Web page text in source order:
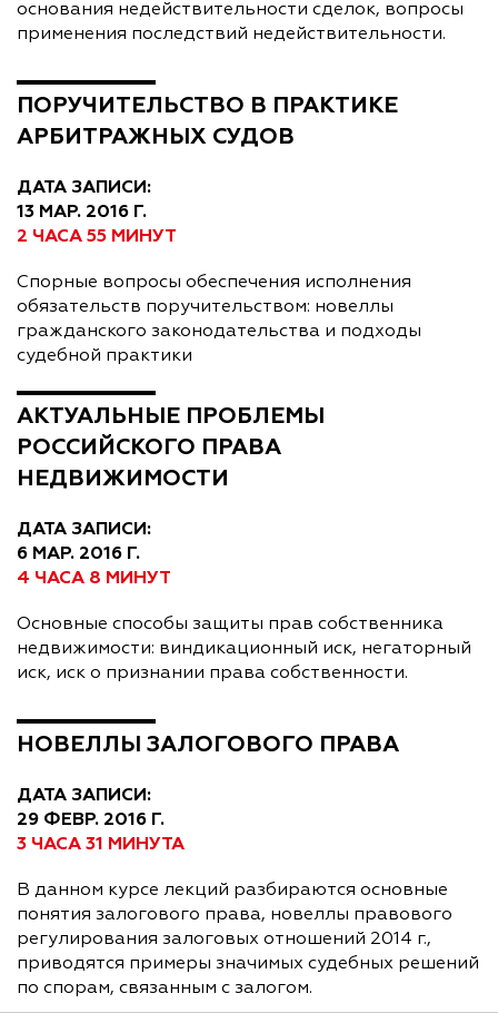
основания недействительности сделок, вопросы
применения последствий недействительности.
ПОРУЧИТЕЛЬСТВО В ПРАКТИКЕ
АРБИТРАЖНЫХ СУДОВ
ДАТА ЗАПИСИ:
13 МАР. 2016 Г.
2 ЧАСА 55 МИНУТ
Спорные вопросы обеспечения исполнения
обязательств поручительством: новеллы
гражданского законодательства и подходы
судебной практики
АКТУАЛЬНЫЕ ПРОБЛЕМЫ
РОССИЙСКОГО ПРАВА
НЕДВИЖИМОСТИ
ДАТА ЗАПИСИ:
6 МАР. 2016 Г.
4 ЧАСА 8 МИНУТ
Основные способы защиты прав собственника
недвижимости: виндикационный иск, негаторный
иск, иск о признании права собственности.
НОВЕЛЛЫ ЗАЛОГОВОГО ПРАВА
ДАТА ЗАПИСИ:
29 ФЕВР. 2016 Г.
3 ЧАСА 31 МИНУТА
В данном курсе лекций разбираются основные
понятия залогового права, новеллы правового
регулирования залоговых отношений 2014 г.,
приводятся примеры значимых судебных решений
по спорам, связанным с залогом.